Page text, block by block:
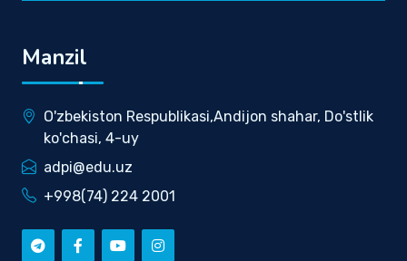
Manzil
O'zbekiston Respublikasi,Andijon shahar, Do'stlik
ko'chasi, 4-uy
adpi@edu.uz
+998(74) 224 2001